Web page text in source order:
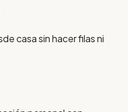
casa sin hacer filas ni